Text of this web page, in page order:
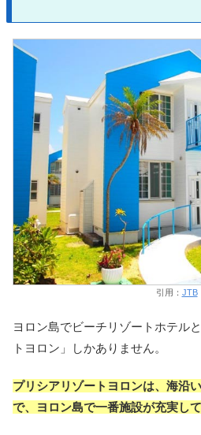
引用： JTB
ヨロン島でビーチリゾートホテル
トヨロン」しかありません。
プリシアリゾートヨロンは、海沿
で、ヨロン島で一番施設が充実して